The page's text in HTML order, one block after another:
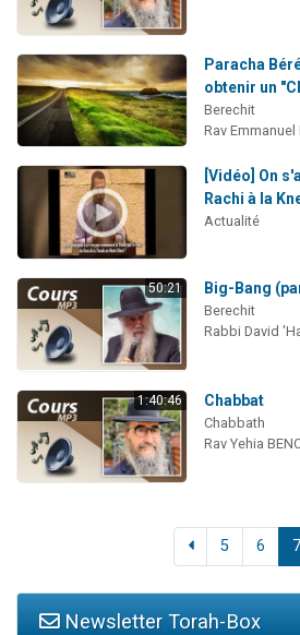
Paracha
obtenir un
Berechit
Rav Emmanuel
[Vidéo] On
Rachi à la
Actualité
50:21 Big-Bang
Berechit
Rabbi David
1:40:46 Chabbat
Chabbath
Rav Yehia
5 6 7
Newsletter Torah-Box